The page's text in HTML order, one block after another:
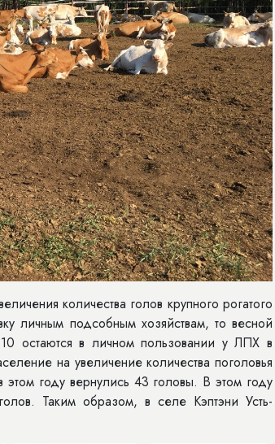
количества голов крупного рогатого
личным подсобным хозяйствам, то весной
остаются в личном пользовании у ЛПХ в
на увеличение количества поголовья
году вернулись 43 головы. В этом году
Таким образом, в селе Кэптэни Усть-